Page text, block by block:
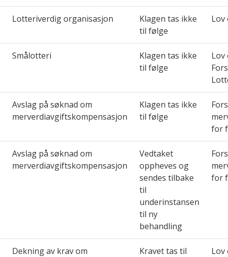
Lotteriverdig organisasjon
Klagen tas ikke
til følge
Smålotteri
Klagen tas ikke
til følge
Avslag på søknad om
merverdiavgiftskompensasjon
Klagen tas ikke
til følge
for
Avslag på søknad om
merverdiavgiftskompensasjon
Vedtaket
oppheves og
sendes tilbake
til
underinstansen
til ny
behandling
for
Dekning av krav om
Kravet tas til
Lov